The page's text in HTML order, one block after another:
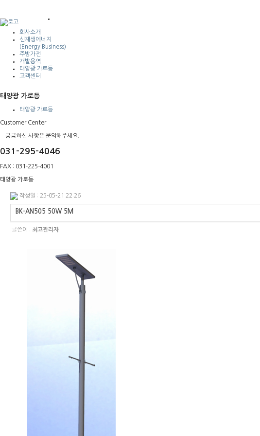
회사소개
신재생에너지
(Energy Business)
주방가전
개발용역
태양광 가로등
고객센터
태양광 가로등
태양광 가로등
Customer Center
궁금하신 사항은 문의해주세요.
031-295-4046
FAX : 031-225-4001
태양광 가로등
작성일 : 25-05-21 22:26
BK-AN505 50W 5M
글쓴이 : 최고관리자